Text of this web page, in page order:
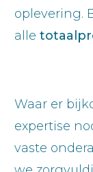
oplevering.
alle
Waar er
expertise
vaste